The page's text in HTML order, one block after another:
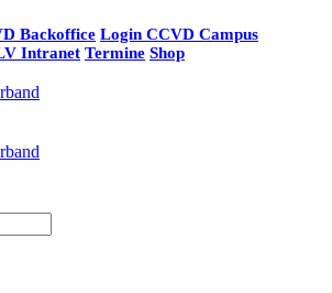
Backoffice Login CCVD Campus
Intranet Termine Shop